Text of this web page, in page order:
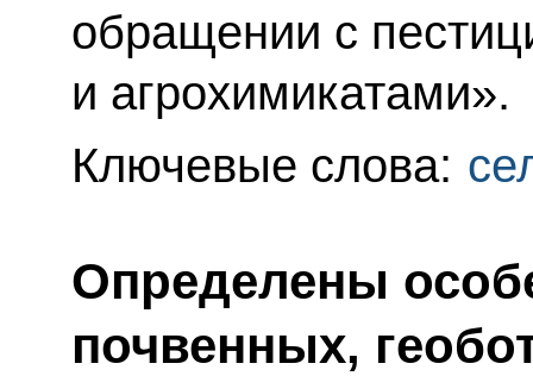
обращении с
и агрохимикатами».
Ключевые слова:
Определены
почвенных,